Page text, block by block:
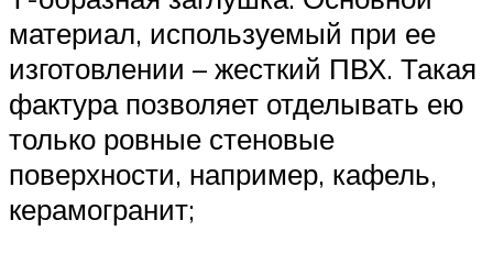
материал, используемый при ее
изготовлении – жесткий ПВХ. Такая
фактура позволяет отделывать ею
только ровные стеновые
поверхности, например, кафель,
керамогранит;